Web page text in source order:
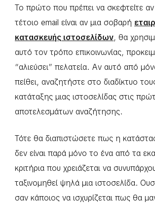
Το πρώτο που πρέπει να σκεφτείτε
τέτοιο email είναι αν μια σοβαρή
κατασκευής ιστοσελίδων, θα
αυτό τον τρόπο επικοινωνίας,
“αλιεύσει” πελατεία. Αν αυτό από
πείθει, αναζητήστε στο διαδίκτυο
κατάταξης μιας ιστοσελίδας στις
αποτελεσμάτων αναζήτησης.
Τότε θα διαπιστώσετε πως η
δεν είναι παρά μόνο το ένα από τα
κριτήρια που χρειάζεται να
ταξινομηθεί ψηλά μια ιστοσελίδα.
σαν κάποιος να ισχυρίζεται πως θα